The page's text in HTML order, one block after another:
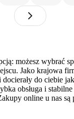
możesz wybrać
Jako krajowa
do ciebie
obsługa i
online u nas są